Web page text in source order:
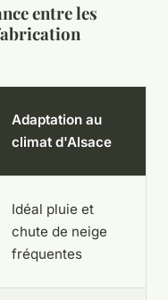
entre les
Adaptation au
climat d'Alsace
Idéal pluie et
chute de neige
fréquentes